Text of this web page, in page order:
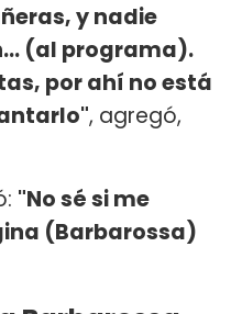
y nadie
(al programa).
por ahí no está
, agregó,
"No sé si me
(Barbarossa)